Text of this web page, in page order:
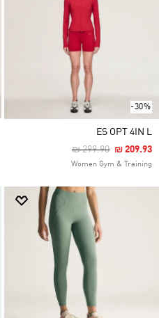
-30%
ES OPT 4IN L
Price Reduced From
₪ 299.90To₪ 209.93
Women Gym & Training